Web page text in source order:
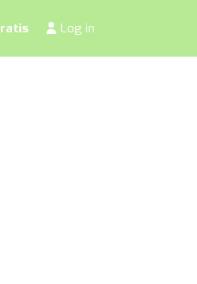
Log in